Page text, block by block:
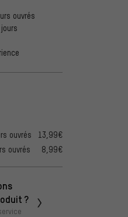
ouvrés
ouvrés
13,99€
ouvrés
8,99€
?